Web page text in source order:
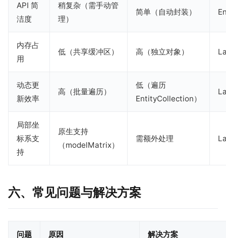
API 简
洁度
稍复杂（需手动管
理）
简单（自动封装）
内存占
用
低（共享缓冲区） 高（独立对象）
动态更
新效率
高（批量遍历）
低（遍历
EntityCollection）
局部坐
标系支
持
原生支持
（modelMatrix）
需额外处理
六、常见问题与解决方案
问题 原因 解决方案